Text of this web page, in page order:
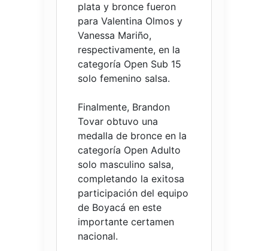
plata y bronce fueron
para Valentina Olmos y
Vanessa Mariño,
respectivamente, en la
categoría Open Sub 15
solo femenino salsa.
Finalmente, Brandon
Tovar obtuvo una
medalla de bronce en la
categoría Open Adulto
solo masculino salsa,
completando la exitosa
participación del equipo
de Boyacá en este
importante certamen
nacional.